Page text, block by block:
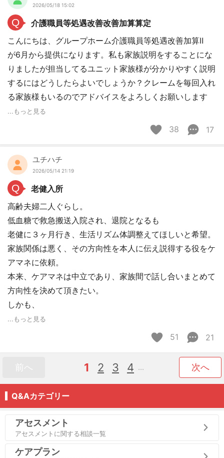
2026/05/18 15:02
Q
介護職員等処遇改善改善加算算定
こんにちは、グループホーム介護職員等処遇改善加算Ⅱ
が6月から提供になります。私も家族説明をすることにな
りましたが担当してるユニット家族様が分かりやすく説明
するにはどうしたらよいでしょうか？クレームを毎回入れ
る家族様もいるのでアドバイスをよろしくお願いします
...もっと見る
38 17
ユチハチ
2026/05/14 21:19
Q
老健入所
高齢夫婦二人ぐらし。
低血糖で救急搬送入院され、退院となるも
老健に３ヶ月行き、生活リズム体調整えてほしいと希望。
家族関係は悪く、その方向性を本人に伝え説得する役をケ
アマネに依頼。
本来、ケアマネは中立であり、家族間で話し合いまとめて
方向性を決めて頂きたい。
しかも、
...もっと見る
51 21
前へ 1 2 3 4 ... 次へ
Q&Aカテゴリー
アセスメント
アセスメントに関する相談一覧
ケアプラン